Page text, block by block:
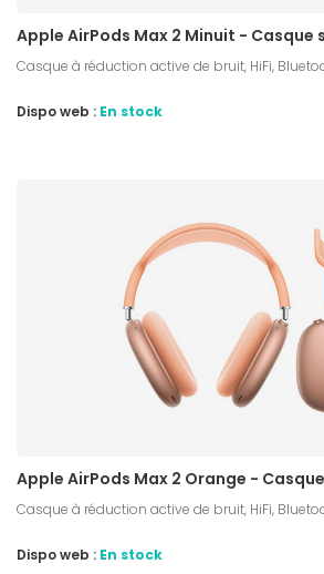
Apple AirPods Max 2 Minuit - Casque
Casque à réduction active de bruit, HiFi,
Dispo web : En stock
Apple AirPods Max 2 Orange -
Casque à réduction active de bruit, HiFi,
Dispo web : En stock